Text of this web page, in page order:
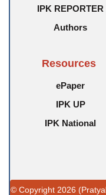
IPK REPORTER
Authors
Resources
ePaper
IPK UP
IPK National
© Copyright 2026